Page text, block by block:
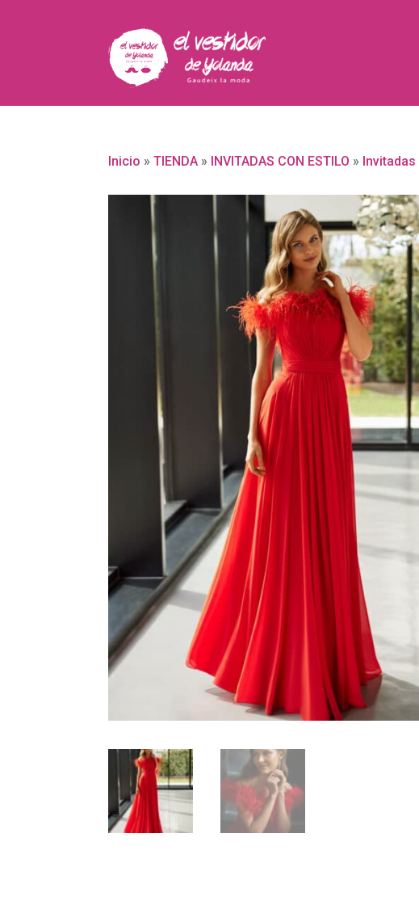
Inicio »TIENDA » INVITADAS CON ESTILO » Invitadas